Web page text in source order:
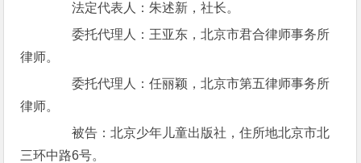
法定代表人：朱述新，社长。
委托代理人：王亚东，北京市君合律师事务所
律师。
委托代理人：任丽颖，北京市第五律师事务所
律师。
被告：北京少年儿童出版社，住所地北京市北
三环中路6号。